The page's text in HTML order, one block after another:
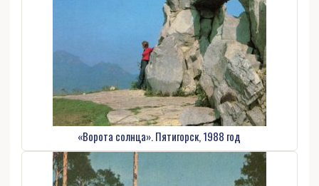
«Ворота солнца». Пятигорск, 1988 год